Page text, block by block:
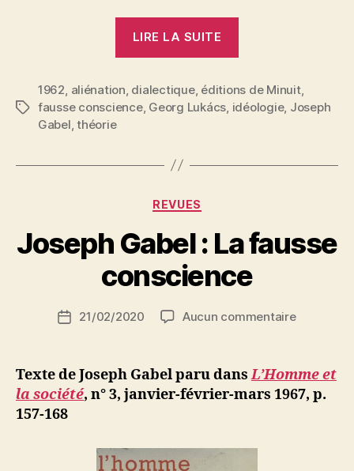
LIRE LA SUITE
La
fausse
Étiquettes
1962, aliénation, dialectique, éditions de Minuit,
fausse conscience, Georg Lukács, idéologie, Joseph
Gabel,théorie
Catégories
REVUES
Joseph Gabel : La fausse
conscience
a
S
N
ji
b
Date21/02/2020 Aucun commentairesur
:
La
fausse
Texte de Joseph Gabel paru dansL’Homme et
la société, n° 3, janvier-février-mars 1967, p.
157-168